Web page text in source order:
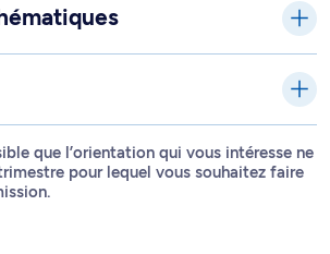
que l’orientation qui vous intéresse ne
pour lequel vous souhaitez faire